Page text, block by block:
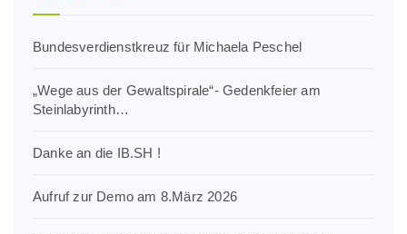
Bundesverdienstkreuz für Michaela Peschel
„Wege aus der Gewaltspirale“- Gedenkfeier am
Steinlabyrinth…
Danke an die IB.SH !
Aufruf zur Demo am 8.März 2026